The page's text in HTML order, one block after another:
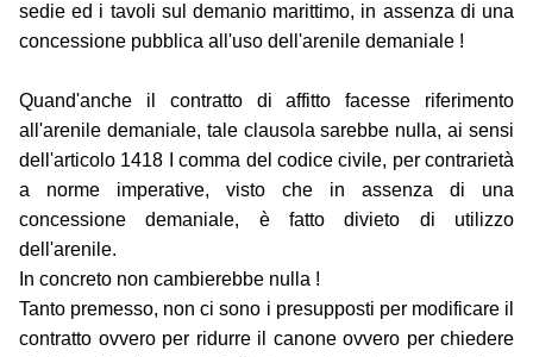
sedie ed i tavoli sul demanio marittimo, in assenza di una
concessione pubblica all'uso dell'arenile demaniale !
Quand'anche il contratto di affitto facesse riferimento
all'arenile demaniale, tale clausola sarebbe nulla, ai sensi
dell'articolo 1418 I comma del codice civile, per contrarietà
a norme imperative, visto che in assenza di una
concessione demaniale, è fatto divieto di utilizzo
dell'arenile.
In concreto non cambierebbe nulla !
Tanto premesso, non ci sono i presupposti per modificare il
contratto ovvero per ridurre il canone ovvero per chiedere